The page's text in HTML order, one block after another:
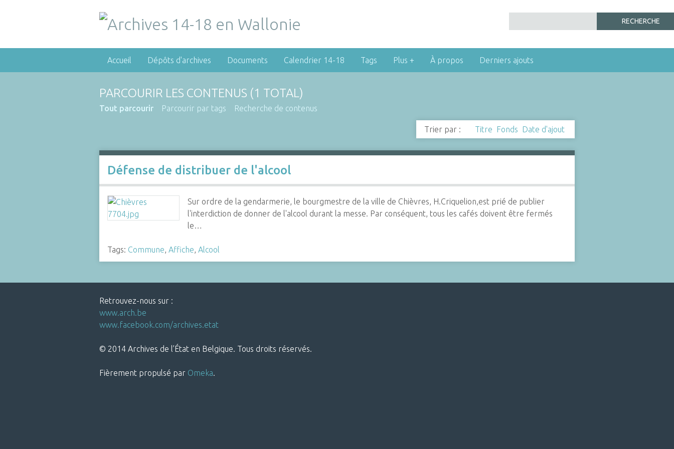
Accueil Dépôts d'archives Documents Calendrier 14-18 Tags Plus + À propos Derniers ajouts
PARCOURIR LES CONTENUS (1 TOTAL)
Tout parcourir Parcourir par tags Recherche de contenus
Trier par : Titre Fonds Date d'ajout
Défense de distribuer de l'alcool
Sur ordre de la gendarmerie, le bourgmestre de la ville de Chièvres, H.Criquelion,est prié de publier
l'interdiction de donner de l'alcool durant la messe. Par conséquent, tous les cafés doivent être fermés
le…
Tags: Commune, Affiche, Alcool
Retrouvez-nous sur :
www.arch.be
www.facebook.com/archives.etat
© 2014 Archives de l’État en Belgique. Tous droits réservés.
Fièrement propulsé par Omeka.